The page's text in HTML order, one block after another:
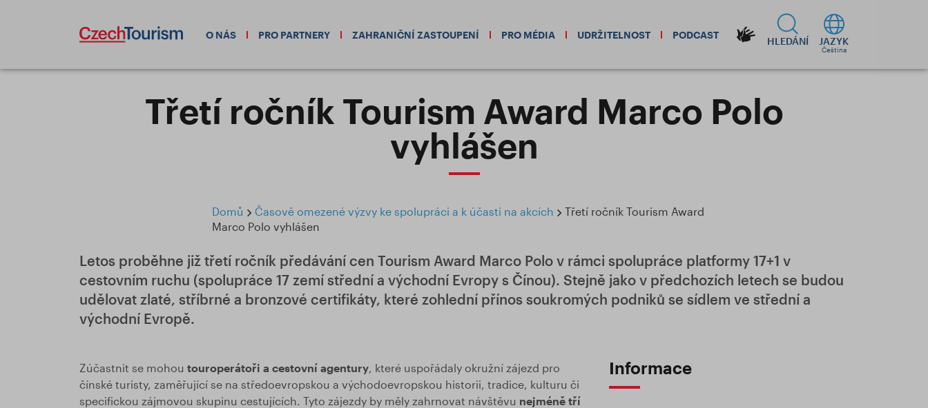
O NÁS PRO PARTNERY ZAHRANIČNÍ ZASTOUPENÍ PRO MÉDIA UDRŽITELNOST PODCAST
HLEDÁNÍ JAZYK
Čeština
Třetí ročník Tourism Award Marco Polo
vyhlášen
Domů Časově omezené výzvy ke spolupráci a k účasti na akcích
Třetí ročník Tourism Award
Marco Polo vyhlášen
Letos proběhne již třetí ročník předávání cen Tourism Award Marco Polo v rámci spolupráce platformy 17+1 v
cestovním ruchu (spolupráce 17 zemí střední a východní Evropy s Čínou). Stejně jako v předchozích letech se budou
udělovat zlaté, stříbrné a bronzové certifikáty, které zohlední přínos soukromých podniků se sídlem ve střední a
východní Evropě.
Zúčastnit se mohou touroperátoři a cestovní agentury, které uspořádaly okružní zájezd pro
čínské turisty, zaměřující se na středoevropskou a východoevropskou historii, tradice, kulturu či
specifickou zájmovou skupinu cestujících. Tyto zájezdy by měly zahrnovat návštěvu nejméně tří
Informace